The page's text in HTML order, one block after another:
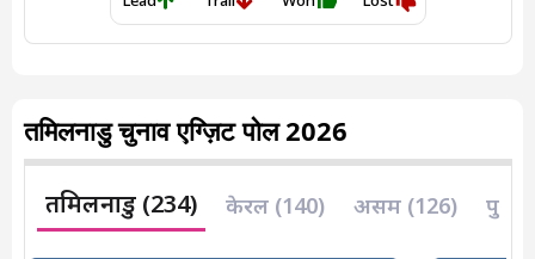
तमिलनाडु चुनाव एग्ज़िट पोल 2026